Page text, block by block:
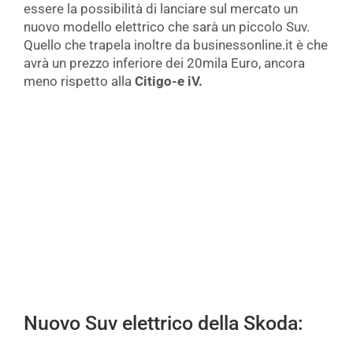
essere la possibilità di lanciare sul mercato un
nuovo modello elettrico che sarà un piccolo Suv.
Quello che trapela inoltre da businessonline.it è che
avrà un prezzo inferiore dei 20mila Euro, ancora
meno rispetto alla Citigo-e iV.
Nuovo Suv elettrico della Skoda: